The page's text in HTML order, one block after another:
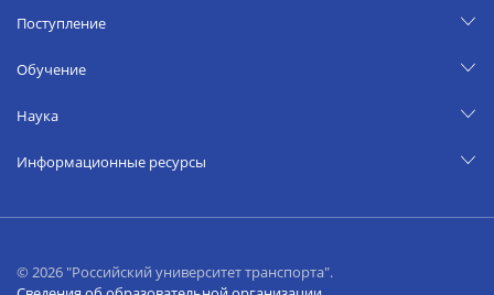
Поступление
Обучение
Наука
Информационные ресурсы
© 2026 "Российский университет транспорта".